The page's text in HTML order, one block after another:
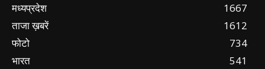
मध्यप्रदेश
1667
ताजा ख़बरें
1612
फोटो
734
भारत
541